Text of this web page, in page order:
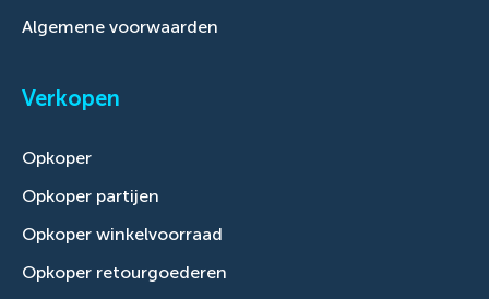
Algemene voorwaarden
Verkopen
Opkoper
Opkoper partijen
Opkoper winkelvoorraad
Opkoper retourgoederen